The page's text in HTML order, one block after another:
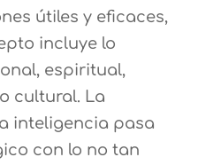
útiles y eficaces,
incluye lo
espiritual,
cultural. La
inteligencia pasa
con lo no tan